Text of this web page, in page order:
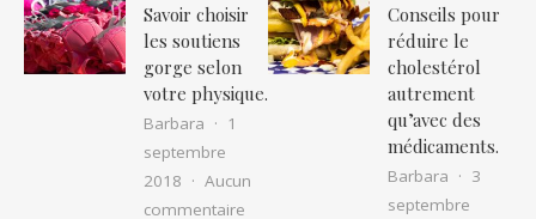
Savoir choisir
les soutiens
gorge selon
votre physique.
Barbara
1
septembre
2018
Aucun
commentaire sur Savoir choisir les soutiens gorge
Conseils pour
réduire le
cholestérol
autrement
qu’avec des
médicaments.
Barbara
3
septembre